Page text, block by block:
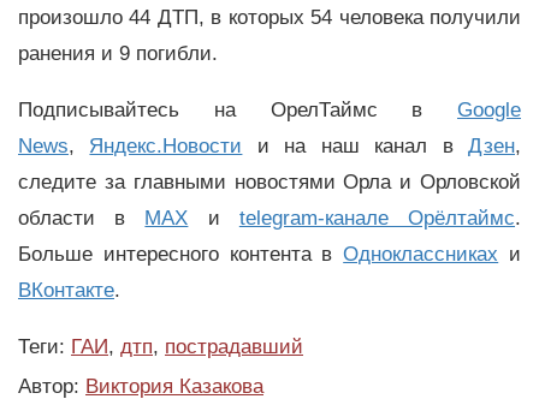
произошло 44 ДТП, в которых 54 человека получили
ранения и 9 погибли.
Подписывайтесь на ОрелТаймс в Google
News, Яндекс.Новости и на наш канал вДзен,
следите за главными новостями Орла и Орловской
области в MAX и telegram-канале Орёлтаймс.
Больше интересного контента вОдноклассниках и
ВКонтакте.
Теги: ГАИ, дтп, пострадавший
Автор: Виктория Казакова